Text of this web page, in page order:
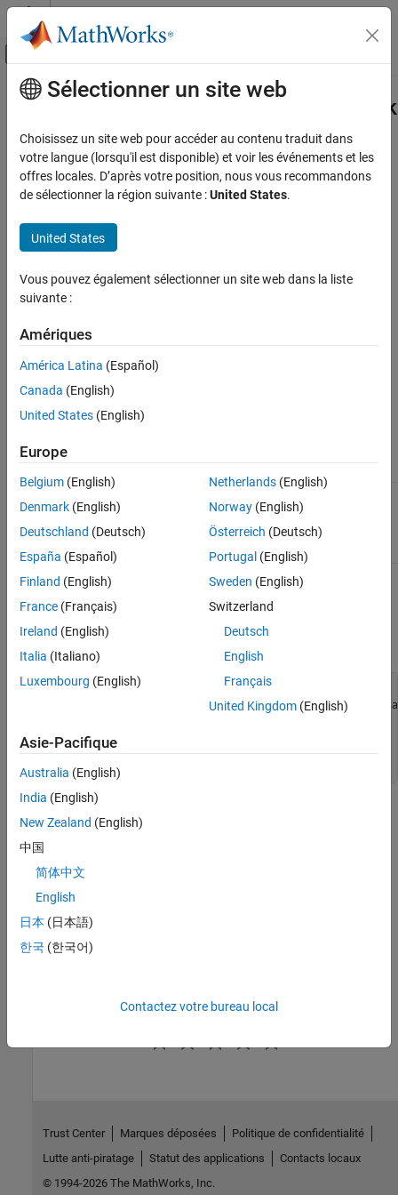
Passer au contenu
Activer/désactiver l'affichage du menu
Accueil de la documentation
Embedded Coder
coder.MATLABCodeTemplate.setTokenValue
ON THIS PAGE
Syntax
Input Arguments
See Also
Contenu principal
Class:coder.MATLABCodeTemplate
Namespace:coder
Syntax
setTokenValue(tokenName,tokenValue)
for a code generation template.
Input Arguments
tokenName
Default:empty
Examples
Create a MATLABCodeTemplate object from a custom template.
newObj = coder.MATLABCodeTemplate('myCGTFile');
% Create a MATLABCodeTemplate object from a custom
% Set the value of a custom token in the file
newObj.getTokenValue('myCustomToken')
% Check value of the custom token
See Also
coder.MATLABCodeTemplate.getTokenValue
coder.MATLABCodeTemplate.getcurrenttokens
Topics
Generate Custom File and Function Banners for C/C++ Code
How useful was this information?
Sélectionner un site web
Choisissez un site web pour accéder au contenu traduit dans
votre langue (lorsqu'il est disponible) et voir les événements et les
offres locales. D’après votre position, nous vous recommandons
de sélectionner la région suivante :United States.
United States
Vous pouvez également sélectionner un site web dans la liste
suivante :
Amériques
América Latina (Español)
Canada (English)
United States (English)
Europe
Belgium (English)
Denmark (English)
Deutschland (Deutsch)
España (Español)
Finland (English)
France (Français)
Ireland (English)
Italia (Italiano)
Luxembourg (English)
Netherlands(English)
Norway(English)
Österreich (Deutsch)
Portugal (English)
Sweden (English)
Switzerland
Deutsch
English
Français
United Kingdom(English)
Asie-Pacifique
Australia (English)
India (English)
New Zealand (English)
中国
简体中文
English
日本 (日本語)
한국 (한국어)
Contactez votre bureau local
Trust Center Marques déposées
Politique de confidentialité
Lutte anti-piratage
Statut des applications
Contacts locaux
© 1994-2026 The MathWorks, Inc.